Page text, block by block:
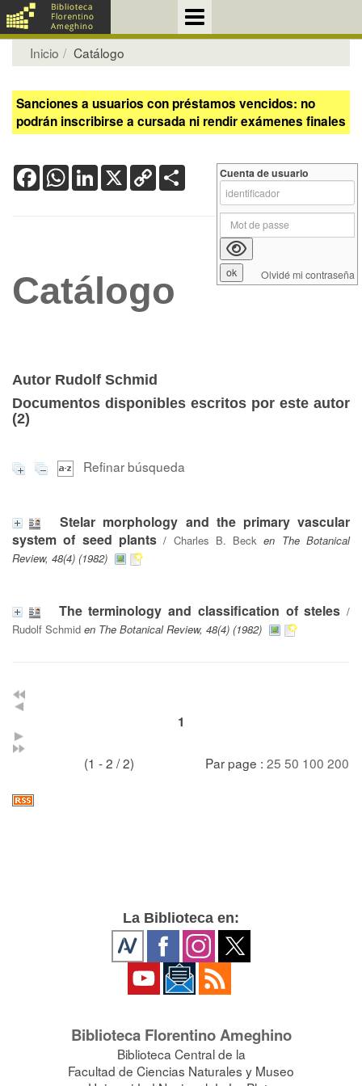
Inicio Catálogo
Sanciones a usuarios con préstamos vencidos: no
podrán inscribirse a cursada ni rendir exámenes finales
FacebookWhatsApp
LinkedIn
X Copy
Link
Catálogo
Autor Rudolf Schmid
Documentos disponibles escritos por este autor
(2)
Refinar búsqueda
Stelar morphology and the primary vascular
system of seed plants/ Charles B. Beck en The Botanical
Review, 48(4) (1982)
The terminology and classification of steles /
Rudolf Schmid en The Botanical Review, 48(4) (1982)
1
(1 - 2 / 2) Par page : 25 50 100 200
Cuenta de usuario
Olvidé mi contraseña
La Biblioteca en:
Biblioteca Florentino Ameghino
Biblioteca Central de la
Facultad de Ciencias Naturales y Museo